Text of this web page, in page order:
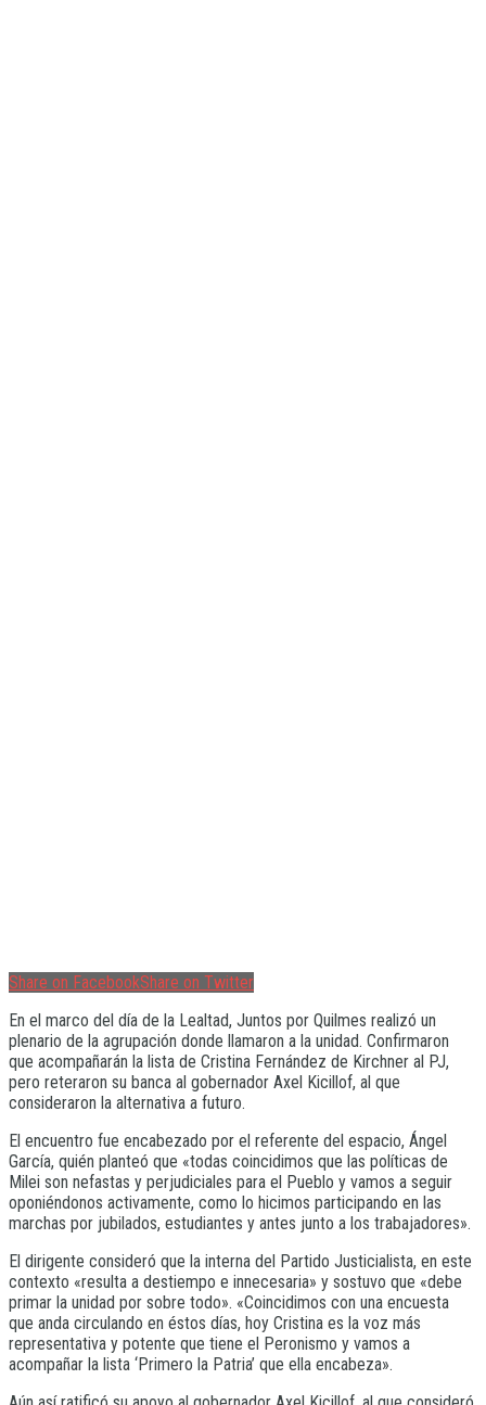
Share on FacebookShare on Twitter
En el marco del día de la Lealtad, Juntos por Quilmes realizó un
plenario de la agrupación donde llamaron a la unidad. Confirmaron
que acompañarán la lista de Cristina Fernández de Kirchner al PJ,
pero reteraron su banca al gobernador Axel Kicillof, al que
consideraron la alternativa a futuro.
El encuentro fue encabezado por el referente del espacio, Ángel
García, quién planteó que «todas coincidimos que las políticas de
Milei son nefastas y perjudiciales para el Pueblo y vamos a seguir
oponiéndonos activamente, como lo hicimos participando en las
marchas por jubilados, estudiantes y antes junto a los trabajadores».
El dirigente consideró que la interna del Partido Justicialista, en este
contexto «resulta a destiempo e innecesaria» y sostuvo que «debe
primar la unidad por sobre todo». «Coincidimos con una encuesta
que anda circulando en éstos días, hoy Cristina es la voz más
representativa y potente que tiene el Peronismo y vamos a
acompañar la lista ‘Primero la Patria’ que ella encabeza».